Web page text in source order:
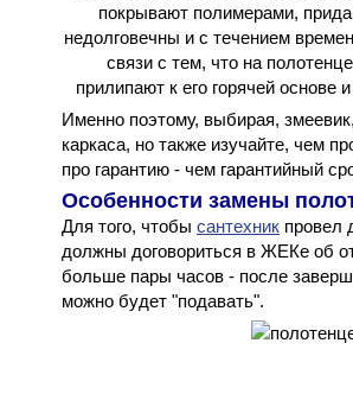
покрывают полимерами,
недолговечны и с течением
связи с тем, что на
прилипают к его горячей основе
Именно поэтому, выбирая,
каркаса, но также изучайте, чем
про гарантию - чем гарантийный
Особенности замены
Для того, чтобы сантехник провел
должны договориться в ЖЕКе об
больше пары часов - после
можно будет "подавать".